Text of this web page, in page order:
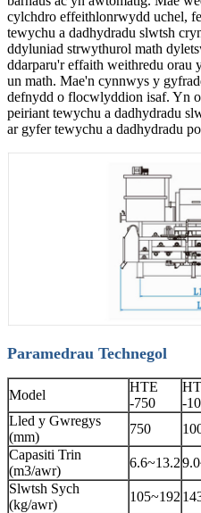
cylchdro effeithlonrwydd uchel,
tewychu a dadhydradu slwtsh
ddyluniad strwythurol math
ddarparu'r effaith weithredu
un math. Mae'n cynnwys y
defnydd o flocwlyddion isaf. Yn
peiriant tewychu a dadhydradu
ar gyfer tewychu a dadhydradu
Paramedrau Technegol
Model
HTE
-750
-
Lled y Gwregys
(mm)
750
Capasiti Trin
(m3/awr)
6.6~13.2
Slwtsh Sych
(kg/awr)
105~192